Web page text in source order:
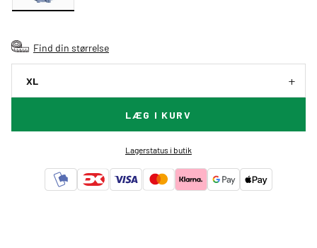
Find din størrelse
XL
LÆG I KURV
Lagerstatus i butik